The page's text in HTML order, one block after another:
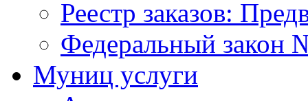
Реестр заказов:
Федеральный закон
Муниц услуги